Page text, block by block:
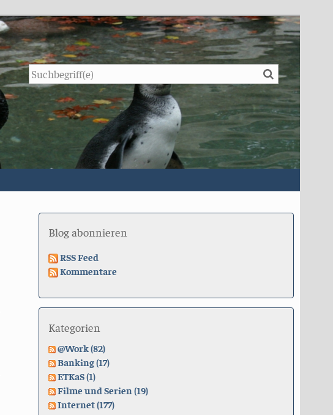
Suche
Blog abonnieren
RSS Feed
Kommentare
Kategorien
@Work (82)
Banking (17)
ETKaS (1)
Filme und Serien (19)
Internet (177)